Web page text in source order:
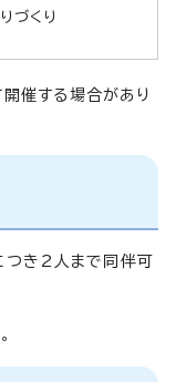
づくり
催する場合があり
き2人まで同伴可